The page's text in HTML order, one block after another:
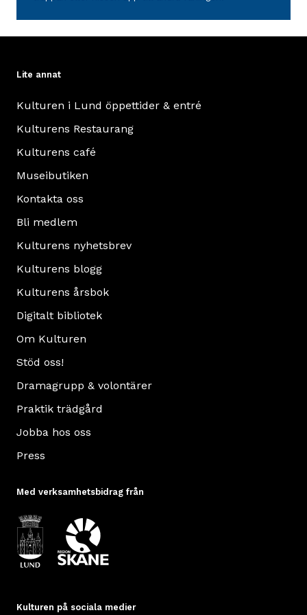
ett
borgarhus
Halmstad
gårdsfasanden
från
ett
i
Helsingborg.
Läs
om
Helsingborg-
Halmstadhuset
Lite annat
Kulturen i Lund öppettider & entré
Kulturens Restaurang
Kulturens café
Museibutiken
Kontakta oss
Bli medlem
Kulturens nyhetsbrev
Kulturens blogg
Kulturens årsbok
Digitalt bibliotek
Om Kulturen
Stöd oss!
Dramagrupp & volontärer
Praktik trädgård
Jobba hos oss
Press
Med verksamhetsbidrag från
Kulturen på sociala medier